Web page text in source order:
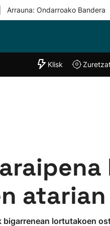
Arrauna: Ondarroako Bandera
"Helmuga"
Klisk
atarian
bigarrenean lortutakoen